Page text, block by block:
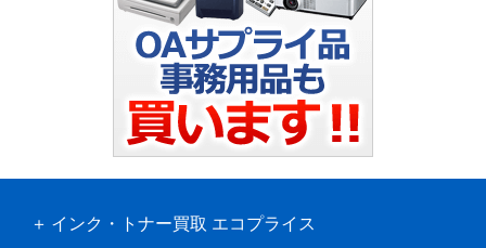
インク・トナー買取 エコプライス